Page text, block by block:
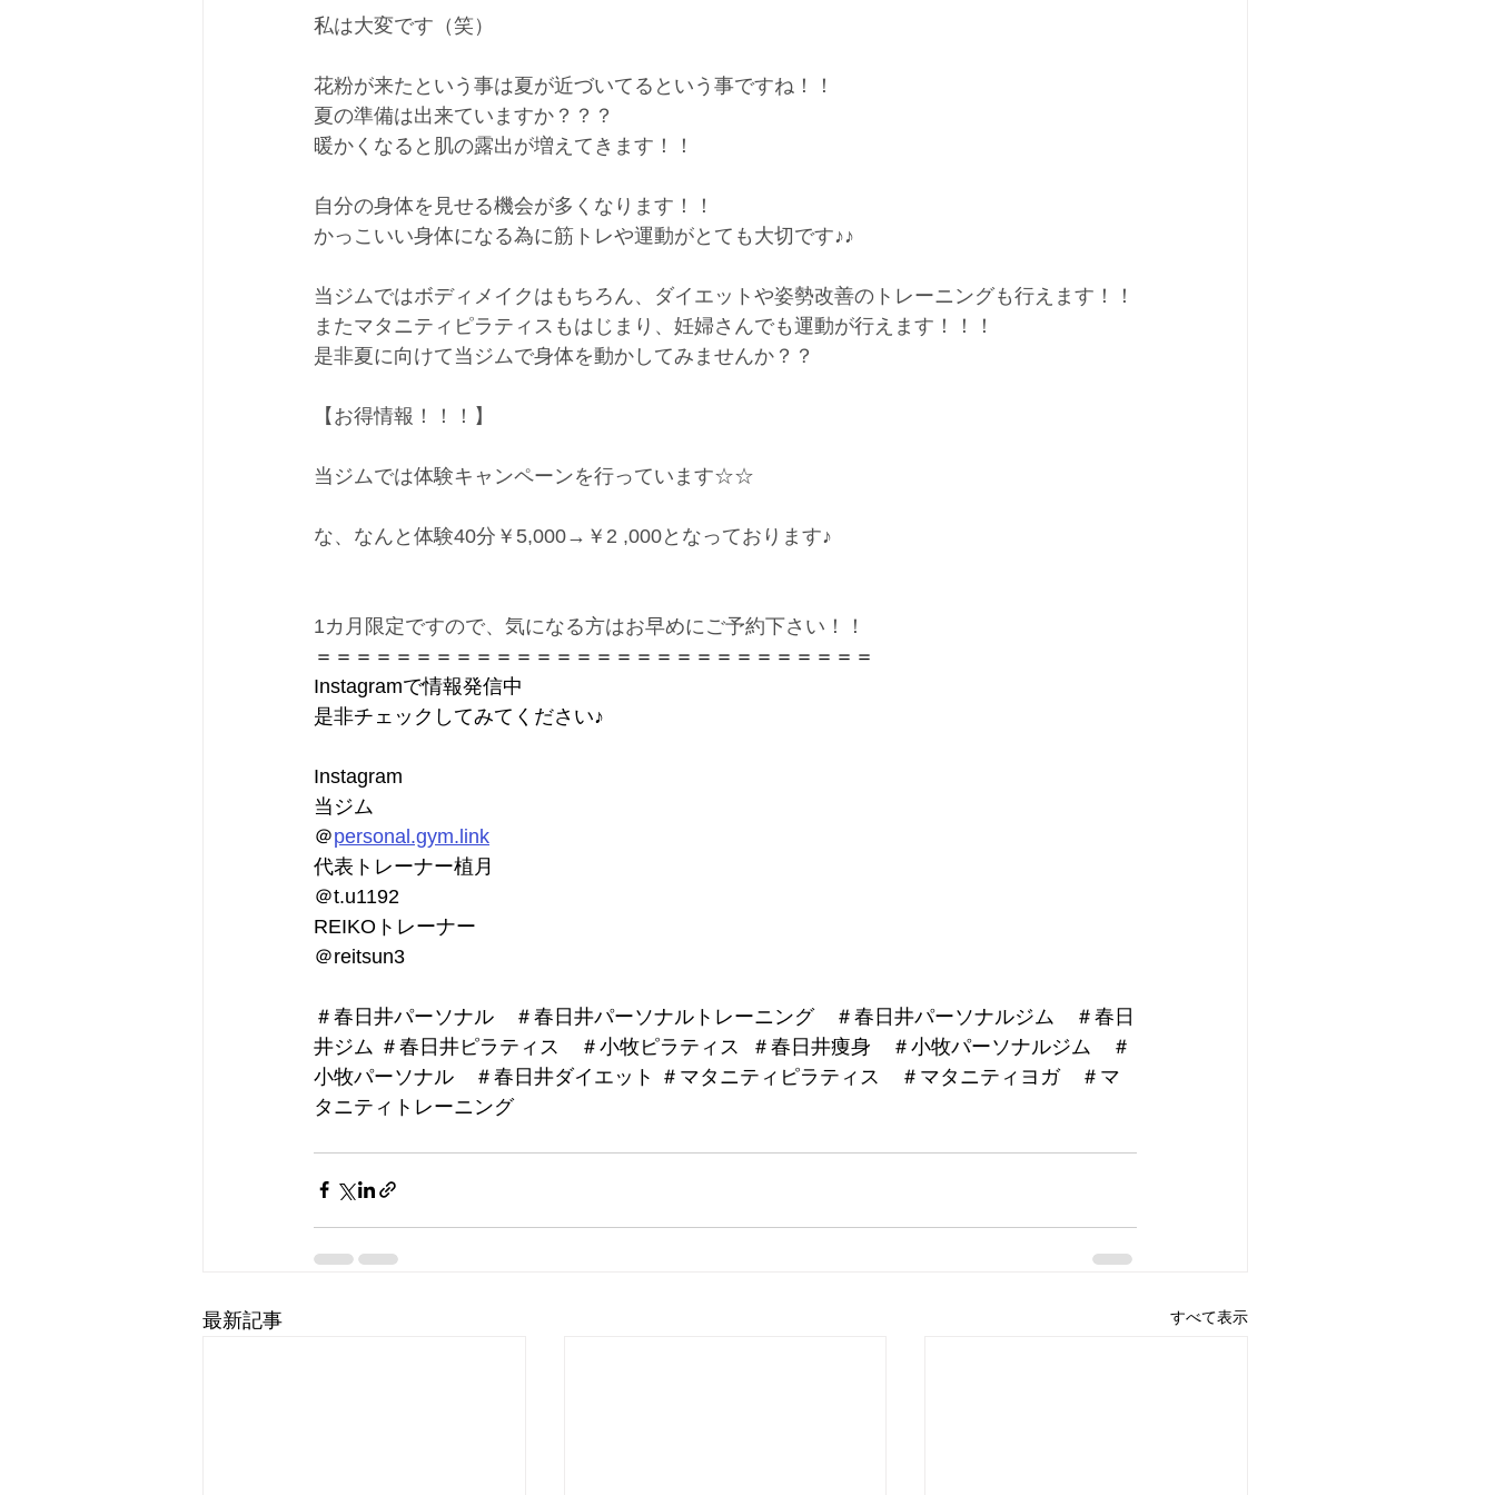
私は大変です（笑）
花粉が来たという事は夏が近づいてるという事ですね！！
夏の準備は出来ていますか？？？
暖かくなると肌の露出が増えてきます！！
自分の身体を見せる機会が多くなります！！
かっこいい身体になる為に筋トレや運動がとても大切です♪♪
当ジムではボディメイクはもちろん、ダイエットや姿勢改善のトレーニングも行えます！！
またマタニティピラティスもはじまり、妊婦さんでも運動が行えます！！！
是非夏に向けて当ジムで身体を動かしてみませんか？？
【お得情報！！！】
当ジムでは体験キャンペーンを行っています☆☆
な、なんと体験40分￥5,000→￥2 ,000となっております♪
1カ月限定ですので、気になる方はお早めにご予約下さい！！
＝＝＝＝＝＝＝＝＝＝＝＝＝＝＝＝＝＝＝＝＝＝＝＝＝＝＝＝
Instagramで情報発信中
是非チェックしてみてください♪
Instagram
当ジム
＠personal.gym.link
代表トレーナー植月
＠t.u1192
REIKOトレーナー
＠reitsun3
＃春日井パーソナル　＃春日井パーソナルトレーニング　＃春日井パーソナルジム　＃春日
井ジム ＃春日井ピラティス　＃小牧ピラティス  ＃春日井痩身　＃小牧パーソナルジム　＃
小牧パーソナル　＃春日井ダイエット ＃マタニティピラティス　＃マタニティヨガ　＃マ
タニティトレーニング
最新記事 すべて表示